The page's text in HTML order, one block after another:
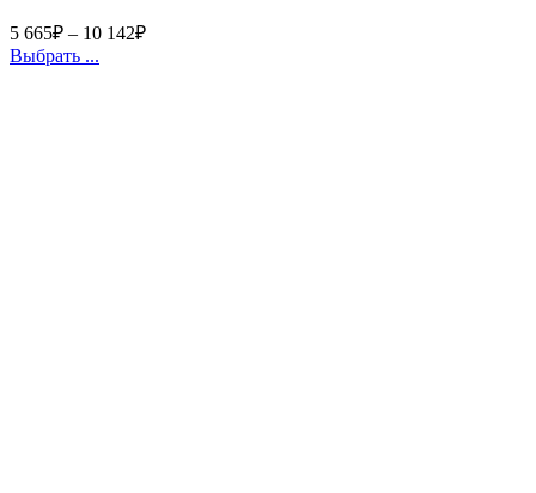
5 665₽ – 10 142₽
Выбрать ...